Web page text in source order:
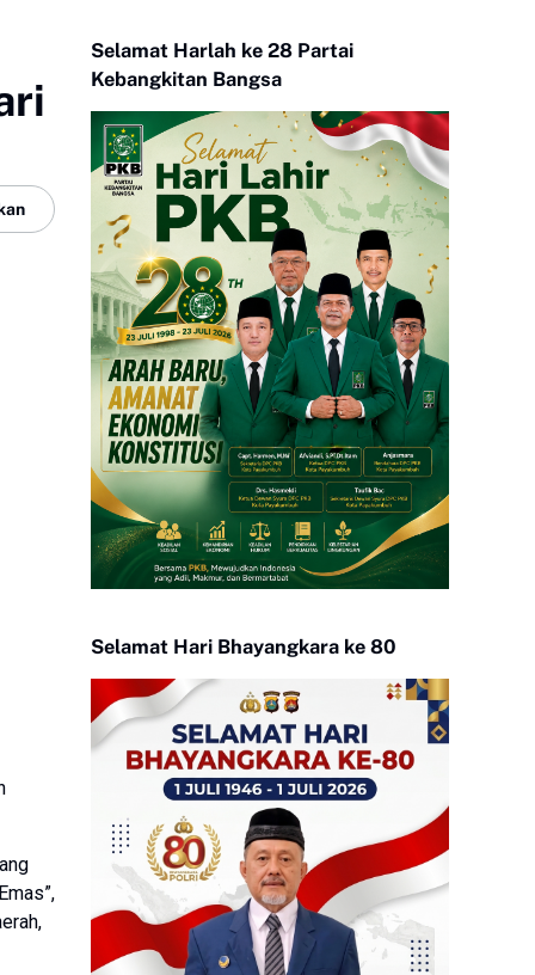
Selamat Harlah ke 28 Partai
Kebangkitan Bangsa
Selamat Hari Bhayangkara ke 80